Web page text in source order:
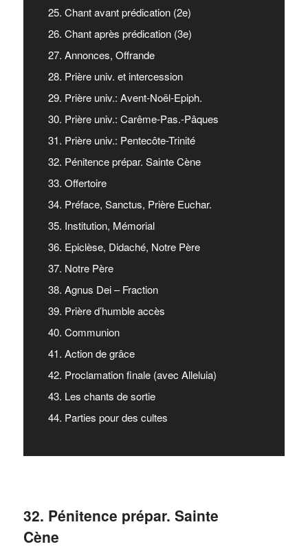
32. Pénitence prépar. Sainte
Cène
25. Chant avant prédication (2e)
26. Chant après prédication (3e)
27. Annonces, Offrande
28. Prière univ. et intercession
29. Prière univ.: Avent-Noël-Epiph.
30. Prière univ.: Carême-Pas.-Pâques
31. Prière univ.: Pentecôte-Trinité
32. Pénitence prépar. Sainte Cène
33. Offertoire
34. Préface, Sanctus, Prière Euchar.
35. Institution, Mémorial
36. Epiclèse, Didaché, Notre Père
37. Notre Père
38. Agnus Dei – Fraction
39. Prière d’humble accès
40. Communion
41. Action de grâce
42. Proclamation finale (avec Alleluia)
43. Les chants de sortie
44. Parties pour des cultes